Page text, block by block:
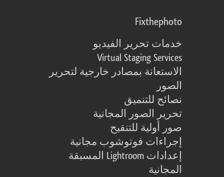
Fixthephoto
خدمات تحرير الفيديو
Virtual Staging Services
الاستعانة بمصادر خارجية لتحرير
الصور
نصائح للتنميق
تحرير الصور المجانية
صور أولية للتنقيح
إجراءات فوتوشوب مجانية
إعدادات Lightroom المسبقة
المجانية